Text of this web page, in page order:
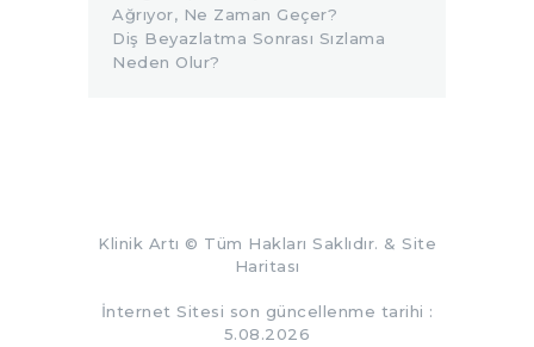
Ağrıyor, Ne Zaman Geçer?
Diş Beyazlatma Sonrası Sızlama
Neden Olur?
Klinik Artı © Tüm Hakları Saklıdır. & Site
Haritası
İnternet Sitesi son güncellenme tarihi :
5.08.2026